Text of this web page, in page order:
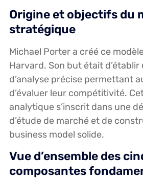
Origine et objectifs du
stratégique
Michael Porter a créé ce
Harvard. Son but était
d’analyse précise permettant
d’évaluer leur compétitivité.
analytique s’inscrit dans une
d’étude de marché et de
business model solide.
Vue d’ensemble des
composantes